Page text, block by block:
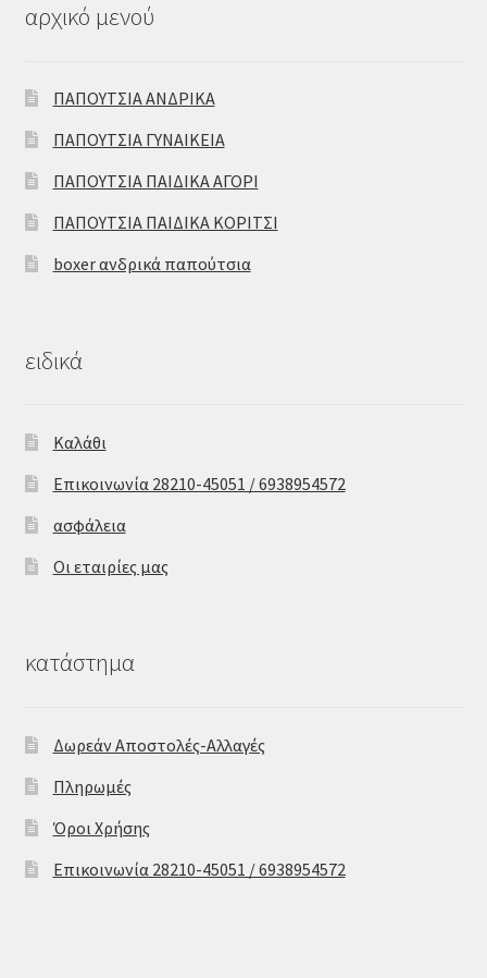
αρχικό μενού
ΠΑΠΟΥΤΣΙΑ ΑΝΔΡΙΚΑ
ΠΑΠΟΥΤΣΙΑ ΓΥΝΑΙΚΕΙΑ
ΠΑΠΟΥΤΣΙΑ ΠΑΙΔΙΚΑ ΑΓΟΡΙ
ΠΑΠΟΥΤΣΙΑ ΠΑΙΔΙΚΑ ΚΟΡΙΤΣΙ
boxer ανδρικά παπούτσια
ειδικά
Καλάθι
Επικοινωνία 28210-45051 / 6938954572
ασφάλεια
Οι εταιρίες μας
κατάστημα
Δωρεάν Αποστολές-Αλλαγές
Πληρωμές
Όροι Χρήσης
Επικοινωνία 28210-45051 / 6938954572